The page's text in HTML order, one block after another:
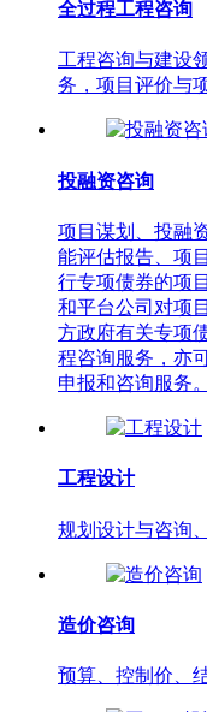
全过程工程咨询
工程咨询与建设
务，项目评价与
投融资咨询
项目谋划、投融
能评估报告、项
行专项债券的项
和平台公司对项
方政府有关专项
程咨询服务，亦
申报和咨询服务。
工程设计
规划设计与咨询
造价咨询
预算、控制价、